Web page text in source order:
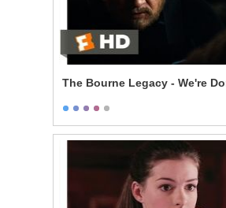
The Bourne Legacy - We're